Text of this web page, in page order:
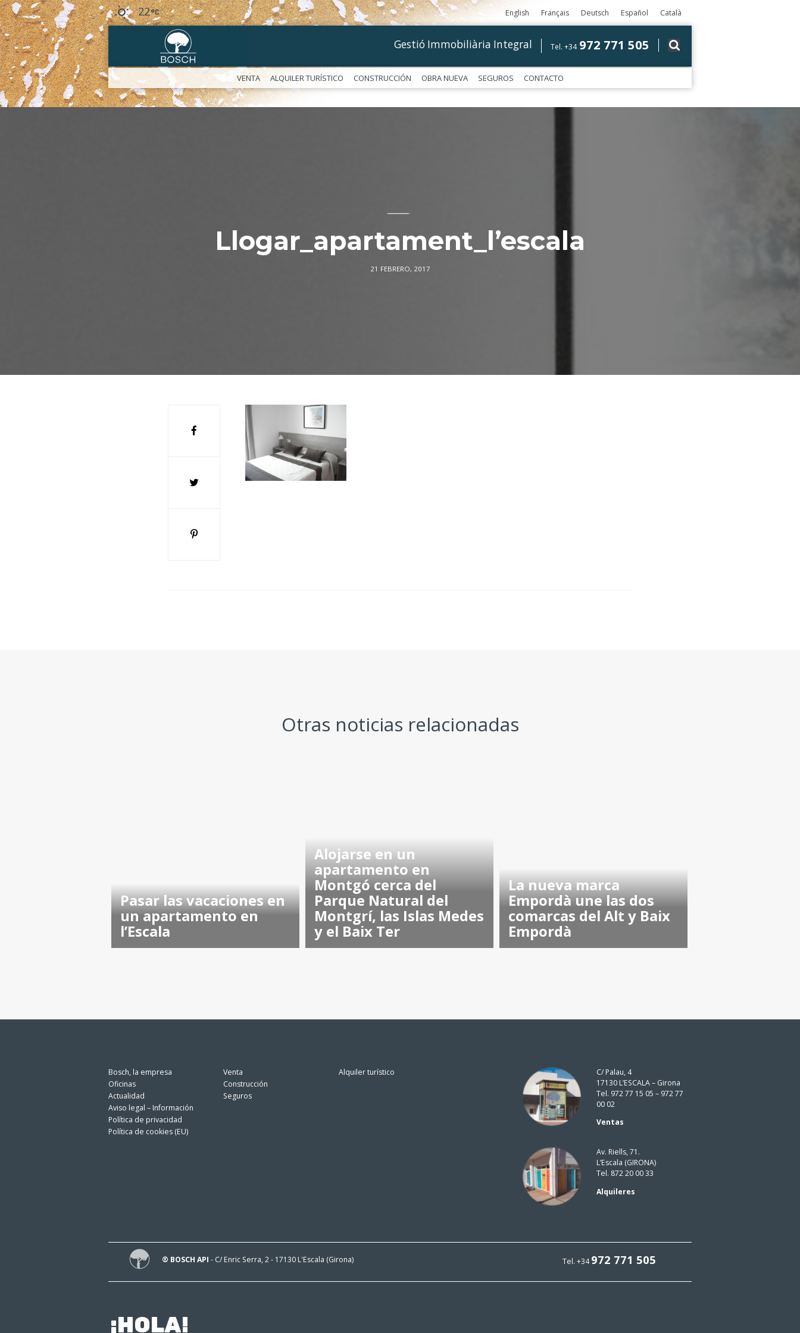
22 English Français Deutsch Español Català
Tel. +34 972 771 505
Gestió Immobiliària Integral
VENTA ALQUILER TURÍSTICO CONSTRUCCIÓN OBRA NUEVA SEGUROS CONTACTO
––––––––––––
Llogar_apartament_l’escala
21 FEBRERO, 2017
Otras noticias relacionadas
Pasar las vacaciones en
un apartamento en
l’Escala
Alojarse en un
apartamento en
Montgó cerca del
Parque Natural del
Montgrí, las Islas Medes
y el Baix Ter
La nueva marca
Empordà une las dos
comarcas del Alt y Baix
Empordà
Bosch, la empresa
Oficinas
Actualidad
Aviso legal – Información
Política de privacidad
Política de cookies (EU)
Venta
Construcción
Seguros
Alquiler turístico
C/ Palau, 4
17130 L’ESCALA – Girona
Tel. 972 77 15 05 – 972 77
00 02
Ventas
Av. Riells, 71.
L’Escala (GIRONA)
Tel. 872 20 00 33
Alquileres
Tel. +34972 771 505
® BOSCH API - C/ Enric Serra, 2 - 17130 L'Escala (Girona)
¡HOLA!